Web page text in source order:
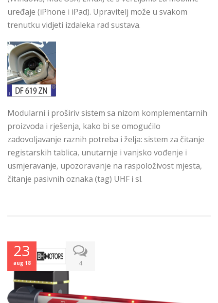
uređaje (iPhone i iPad). Upravitelj može u svakom
trenutku vidjeti izdaleka rad sustava.
Modularni i proširiv sistem sa nizom komplementarnih
proizvoda i rješenja, kako bi se omogućilo
zadovoljavanje raznih potreba i želja: sistem za čitanje
registarskih tablica, unutarnje i vanjsko vođenje i
usmjeravanje, upozoravanje na raspoloživost mjesta,
čitanje pasivnih oznaka (tag) UHF i sl.
23
aug 18 4